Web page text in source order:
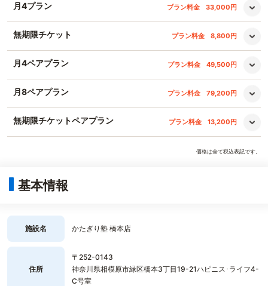
月4プラン プラン料金 33,000円
無期限チケット プラン料金 8,800円
月4ペアプラン プラン料金 49,500円
月8ペアプラン プラン料金 79,200円
無期限チケットペアプラン プラン料金 13,200円
価格は全て税込表記です。
基本情報
施設名 かたぎり塾 橋本店
住所
〒252-0143
神奈川県相模原市緑区橋本3丁目19-21ハピニス･ライフ4-
C号室